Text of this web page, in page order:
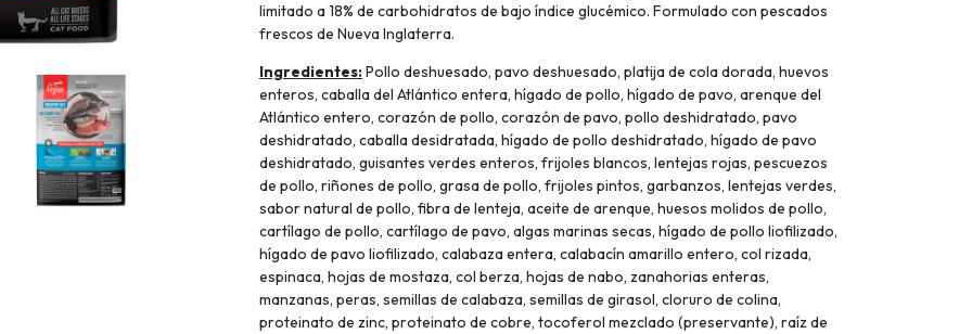
limitado a 18% de carbohidratos de bajo índice glucémico. Formulado con pescados
frescos de Nueva Inglaterra.
Ingredientes:Pollo deshuesado, pavo deshuesado, platija de cola dorada, huevos
enteros, caballa del Atlántico entera, hígado de pollo, hígado de pavo, arenque del
Atlántico entero, corazón de pollo, corazón de pavo, pollo deshidratado, pavo
deshidratado, caballa desidratada, hígado de pollo deshidratado, hígado de pavo
deshidratado, guisantes verdes enteros, frijoles blancos, lentejas rojas, pescuezos
de pollo, riñones de pollo, grasa de pollo, frijoles pintos, garbanzos, lentejas verdes,
sabor natural de pollo, fibra de lenteja, aceite de arenque, huesos molidos de pollo,
cartílago de pollo, cartílago de pavo, algas marinas secas, hígado de pollo liofilizado,
hígado de pavo liofilizado, calabaza entera, calabacín amarillo entero, col rizada,
espinaca, hojas de mostaza, col berza, hojas de nabo, zanahorias enteras,
manzanas, peras, semillas de calabaza, semillas de girasol, cloruro de colina,
proteinato de zinc, proteinato de cobre, tocoferol mezclado (preservante), raíz de